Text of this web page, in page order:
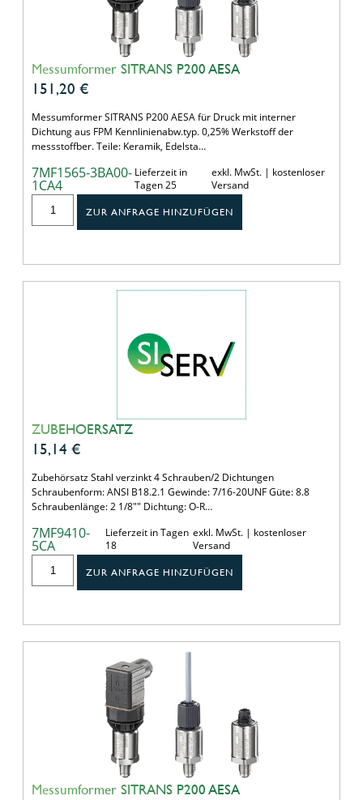
Messumformer SITRANS P200 AESA
151,20 €
Messumformer SITRANS P200 AESA für Druck mit interner
Dichtung aus FPM Kennlinienabw.typ. 0,25% Werkstoff der
messstoffber. Teile: Keramik, Edelsta…
7MF1565-3BA00-
1CA4
Lieferzeit in
Tagen 25
exkl. MwSt. | kostenloser
Versand
ZUR ANFRAGE HINZUFÜGEN
ZUBEHOERSATZ
15,14 €
Zubehörsatz Stahl verzinkt 4 Schrauben/2 Dichtungen
Schraubenform: ANSI B18.2.1 Gewinde: 7/16-20UNF Güte: 8.8
Schraubenlänge: 2 1/8"" Dichtung: O-R…
7MF9410-
5CA
Lieferzeit in Tagen
18
exkl. MwSt. | kostenloser
Versand
ZUR ANFRAGE HINZUFÜGEN
Messumformer SITRANS P200 AESA